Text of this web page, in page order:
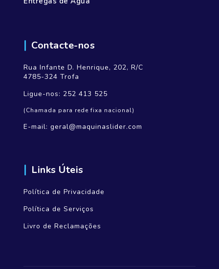
Contacte-nos
Rua Infante D. Henrique, 202, R/C
4785-324 Trofa
Ligue-nos: 252 413 525
(Chamada para rede fixa nacional)
E-mail: geral@maquinaslider.com
Links Úteis
Política de Privacidade
Política de Serviços
Livro de Reclamações